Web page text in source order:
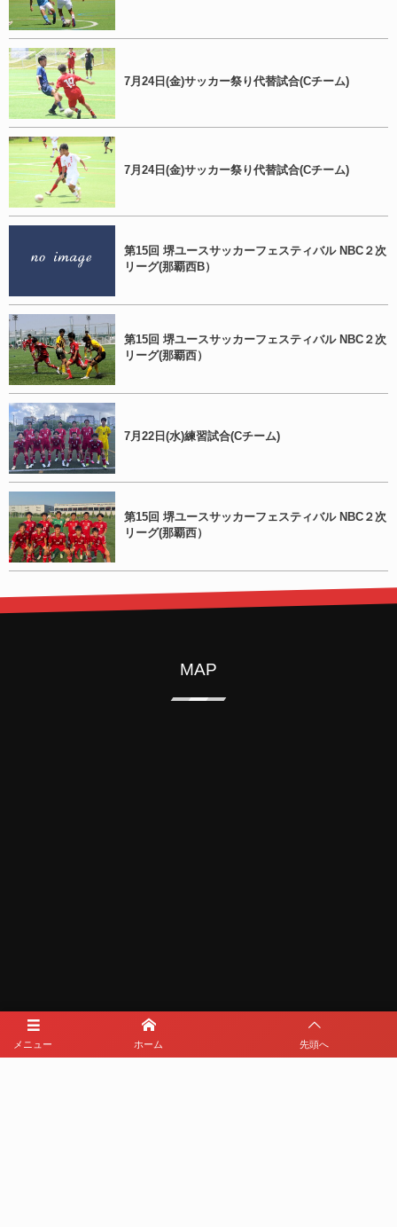
7月24日(金)サッカー祭り代替試合(Cチーム)
7月24日(金)サッカー祭り代替試合(Cチーム)
第15回 堺ユースサッカーフェスティバル NBC２次
リーグ(那覇西B）
第15回 堺ユースサッカーフェスティバル NBC２次
リーグ(那覇西）
7月22日(水)練習試合(Cチーム)
第15回 堺ユースサッカーフェスティバル NBC２次
リーグ(那覇西）
メニュー ホーム 先頭へ
MAP